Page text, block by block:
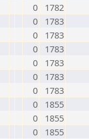
0
1782
0
1783
0
1783
0
1783
0
1783
0
1783
0
1783
0
1855
0
1855
0
1855